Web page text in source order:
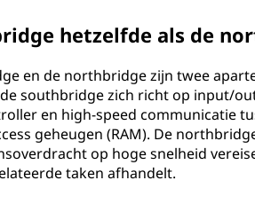
hetzelfde als de
en de northbridge zijn twee
southbridge zich richt op input/
en high-speed communicatie
geheugen (RAM). De
op hoge snelheid
taken afhandelt.